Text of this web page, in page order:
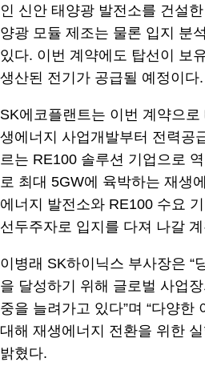
인 신안 태양광 발전소를 건설
양광 모듈 제조는 물론 입지 분
있다. 이번 계약에도 탑선이 보
생산된 전기가 공급될 예정이다.
SK에코플랜트는 이번 계약으로
생에너지 사업개발부터 전력공
르는 RE100 솔루션 기업으로
로 최대 5GW에 육박하는 재생
에너지 발전소와 RE100 수요
선두주자로 입지를 다져 나갈
이병래 SK하이닉스 부사장은 “
을 달성하기 위해 글로벌 사업
중을 늘려가고 있다”며 “다양한
대해 재생에너지 전환을 위한
밝혔다.